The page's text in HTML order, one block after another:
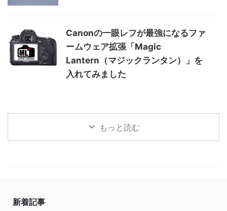
Canonの一眼レフが最強になるファ
ームウェア拡張「Magic
Lantern（マジックランタン）」を
入れてみました
もっと読む
新着記事